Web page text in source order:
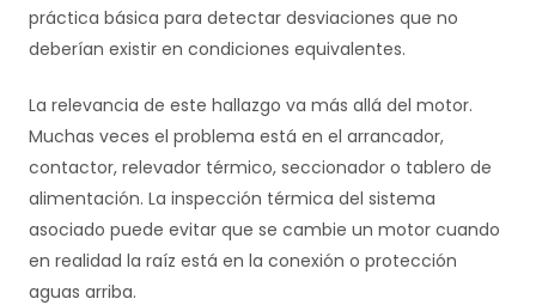
práctica básica para detectar desviaciones que no
deberían existir en condiciones equivalentes.
La relevancia de este hallazgo va más allá del motor.
Muchas veces el problema está en el arrancador,
contactor, relevador térmico, seccionador o tablero de
alimentación. La inspección térmica del sistema
asociado puede evitar que se cambie un motor cuando
en realidad la raíz está en la conexión o protección
aguas arriba.